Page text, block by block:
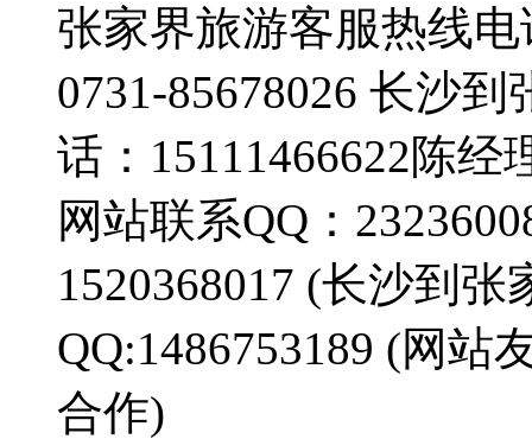
张家界旅游客服热线电
0731-85678026 长沙
话：15111466622陈经
网站联系QQ：
1520368017 (长沙到
QQ:1486753189 (网站
合作)